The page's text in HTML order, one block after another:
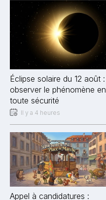
Éclipse solaire du 12 août :
observer le phénomène en
toute sécurité
Il y a 4 heures
Appel à candidatures :